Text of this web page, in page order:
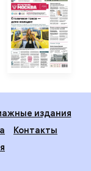
издания
Контакты